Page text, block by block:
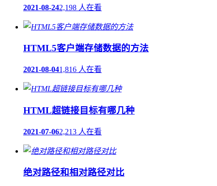
2021-08-242,198 人在看
HTML5客户端存储数据的方法
2021-08-041,816 人在看
HTML超链接目标有哪几种
2021-07-062,213 人在看
绝对路径和相对路径对比